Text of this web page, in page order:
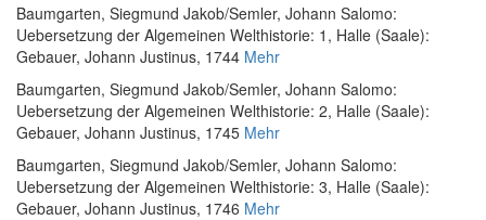
Baumgarten, Siegmund Jakob/Semler, Johann Salomo:
Uebersetzung der Algemeinen Welthistorie: 1 , Halle (Saale):
Gebauer, Johann Justinus, 1744 Mehr
Baumgarten, Siegmund Jakob/Semler, Johann Salomo:
Uebersetzung der Algemeinen Welthistorie: 2, Halle (Saale):
Gebauer, Johann Justinus, 1745 Mehr
Baumgarten, Siegmund Jakob/Semler, Johann Salomo:
Uebersetzung der Algemeinen Welthistorie: 3, Halle (Saale):
Gebauer, Johann Justinus, 1746 Mehr